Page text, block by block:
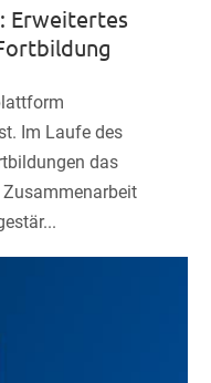
Erweitertes
Im Laufe des
das